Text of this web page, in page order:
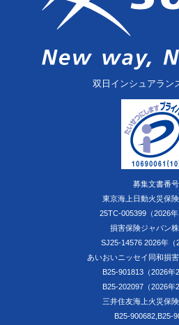
双日インシュアラン
募集文書番号
東京海上日動火災保
25TC-005399（2026年
損害保険ジャパン
SJ25-14576 2026年（2
あいおいニッセイ同和損
B25-901813（2026年2
B25-202097（2026年2
三井住友海上火災保
B25-900682,B25-